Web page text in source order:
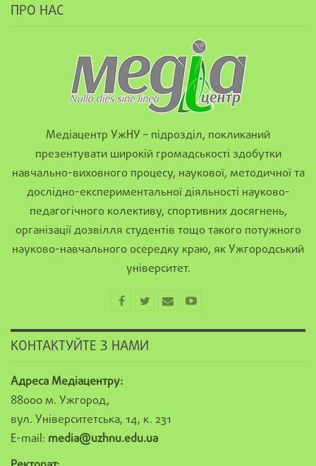
ПРО НАС
Медіацентр УжНУ – підрозділ, покликаний
презентувати широкій громадськості здобутки
навчально-виховного процесу, наукової, методичної та
дослідно-експериментальної діяльності науково-
педагогічного колективу, спортивних досягнень,
організації дозвілля студентів тощо такого потужного
науково-навчального осередку краю, як Ужгородський
університет.
КОНТАКТУЙТЕ З НАМИ
Адреса Медіацентру:
88000 м. Ужгород,
вул. Університетська, 14, к. 231
E-mail: media@uzhnu.edu.ua